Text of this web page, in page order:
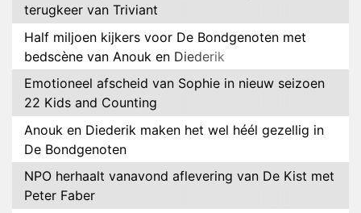
terugkeer van Triviant
Half miljoen kijkers voor De Bondgenoten met
bedscène van Anouk en Diederik
Emotioneel afscheid van Sophie in nieuw seizoen
22 Kids and Counting
Anouk en Diederik maken het wel héél gezellig in
De Bondgenoten
NPO herhaalt vanavond aflevering van De Kist met
Peter Faber